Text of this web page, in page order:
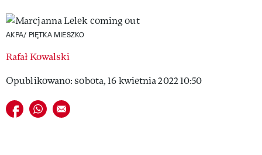
Wideo
VIVA!LIFESTYLE
AKPA/ PIĘTKA MIESZKO
Rafał Kowalski
Opublikowano: sobota, 16 kwietnia 2022 10:50
Udostępnij na facebook
Udostępnij na whatsapp
E-mail do przyjaciela